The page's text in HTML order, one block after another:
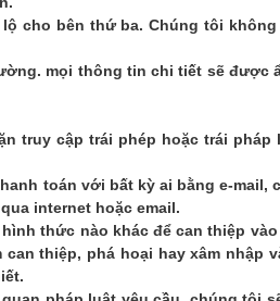
cho bên thứ ba. Chúng tôi
mọi thông tin chi tiết sẽ được
truy cập trái phép hoặc trái
toán với bất kỳ ai bằng e-mail,
internet hoặc email.
thức nào khác để can thiệp
thiệp, phá hoại hay xâm nhập